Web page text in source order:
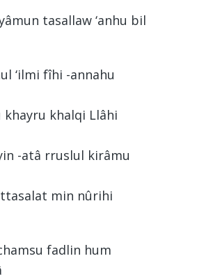
tasallaw ‘anhu bil
‘ilmi fîhi -annahu
khayru khalqi Llâhi
-atâ rruslul kirâmu
ttasalat min nûrihi
fadlin hum